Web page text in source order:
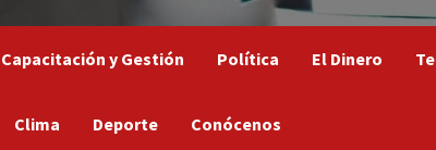
Capacitación y Gestión Política El Dinero
Clima Deporte Conócenos